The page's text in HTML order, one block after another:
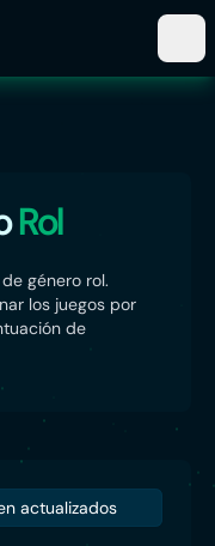
Rol
género rol.
los juegos por
de
actualizados